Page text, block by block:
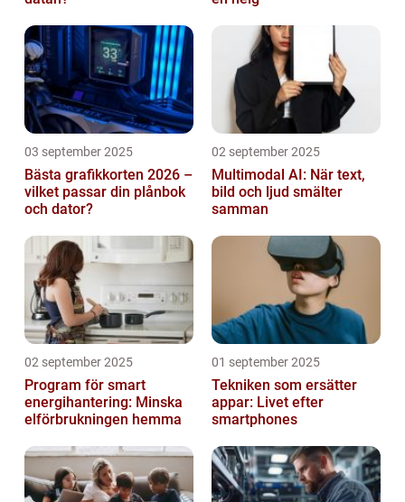
03 september 2025
Bästa grafikkorten 2026 –
vilket passar din plånbok
och dator?
02 september 2025
Multimodal AI: När text,
bild och ljud smälter
samman
02 september 2025
Program för smart
energihantering: Minska
elförbrukningen hemma
01 september 2025
Tekniken som ersätter
appar: Livet efter
smartphones